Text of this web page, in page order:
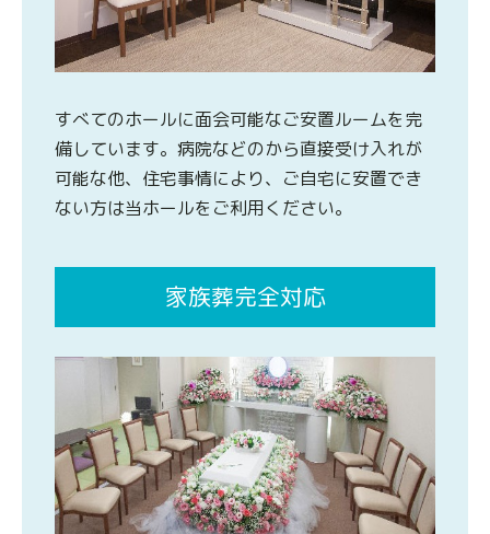
すべてのホールに面会可能なご安置ルームを完
備しています。病院などのから直接受け入れが
可能な他、住宅事情により、ご自宅に安置でき
ない方は当ホールをご利用ください。
家族葬完全対応